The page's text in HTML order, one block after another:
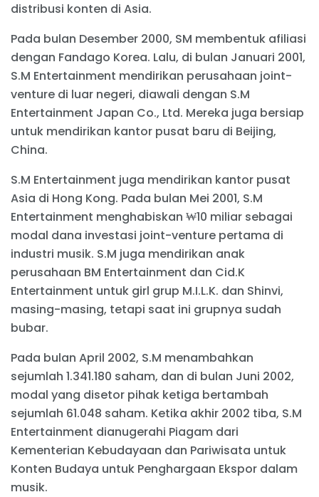
distribusi konten di Asia.
Pada bulan Desember 2000, SM membentuk afiliasi
dengan Fandago Korea. Lalu, di bulan Januari 2001,
S.M Entertainment mendirikan perusahaan joint-
venture di luar negeri, diawali dengan S.M
Entertainment Japan Co., Ltd. Mereka juga bersiap
untuk mendirikan kantor pusat baru di Beijing,
China.
S.M Entertainment juga mendirikan kantor pusat
Asia di Hong Kong. Pada bulan Mei 2001, S.M
Entertainment menghabiskan ₩10 miliar sebagai
modal dana investasi joint-venture pertama di
industri musik. S.M juga mendirikan anak
perusahaan BM Entertainment dan Cid.K
Entertainment untuk girl grup M.I.L.K. dan Shinvi,
masing-masing, tetapi saat ini grupnya sudah
bubar.
Pada bulan April 2002, S.M menambahkan
sejumlah 1.341.180 saham, dan di bulan Juni 2002,
modal yang disetor pihak ketiga bertambah
sejumlah 61.048 saham. Ketika akhir 2002 tiba, S.M
Entertainment dianugerahi Piagam dari
Kementerian Kebudayaan dan Pariwisata untuk
Konten Budaya untuk Penghargaan Ekspor dalam
musik.